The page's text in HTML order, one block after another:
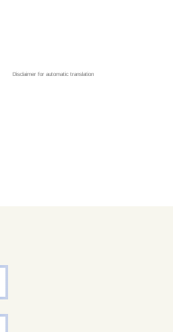
Disclaimer for automatic translation